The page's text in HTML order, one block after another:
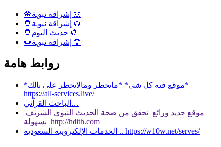
🌼إشراقة نبوية 🌼
🌻إشراقة نبوية 🌻
🌻حديث اليوم 🌻
🌻إشراقة نبوية 🌻
روابط هامة
*موقع فيه كل شي* *مايخطر ومالايخطر على بالك*
https://all-services.live/
الباحث القرآني…
موقع جديد ورائع تحقق من صحة الحديث النبوي الشريف
بسهولة http://hdith.com
الخدمات الإلكترونيه السعوديه .. https://w10w.net/serves/